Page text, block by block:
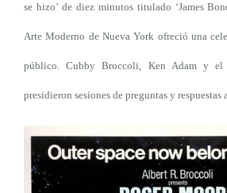
se hizo’ de diez minutos titulado ‘James
Arte Moderno de Nueva York ofreció una
público. Cubby Broccoli, Ken Adam y el
presidieron sesiones de preguntas y respuestas